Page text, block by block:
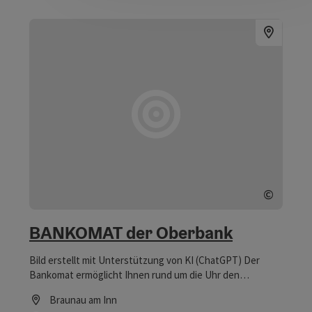
©
BANKOMAT der Oberbank
Bild erstellt mit Unterstützung von KI (ChatGPT) Der
Bankomat ermöglicht Ihnen rund um die Uhr den
hinaus können Sie – je nach Gerät – Ihren Kontostand
Braunau am Inn